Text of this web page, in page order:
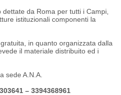
da Roma per tutti i Campi,
istituzionali componenti la
in quanto organizzata dalla
il materiale distribuito ed i
sede A.N.A.
– 3394368961